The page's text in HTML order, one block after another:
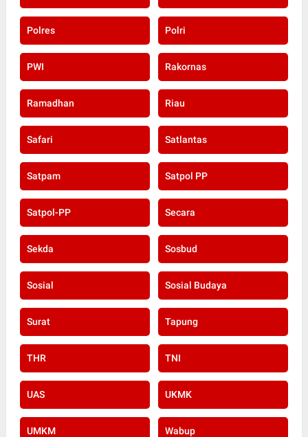
Polres Polri
PWI Rakornas
Ramadhan Riau
Safari Satlantas
Satpam Satpol PP
Satpol-PP Secara
Sekda Sosbud
Sosial Sosial Budaya
Surat Tapung
THR TNI
UAS UKMK
UMKM Wabup